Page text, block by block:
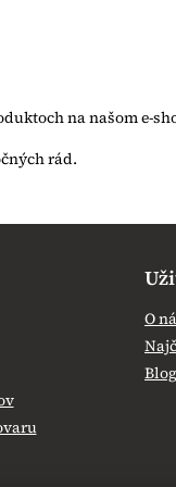
na našom e-
O
Blog